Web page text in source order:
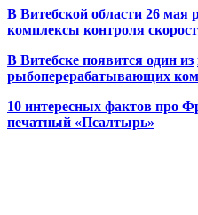
В Витебской области 26 мая
комплексы контроля
В Витебске появится один из
рыбоперерабатывающих
10 интересных фактов про
печатный «Псалтырь»